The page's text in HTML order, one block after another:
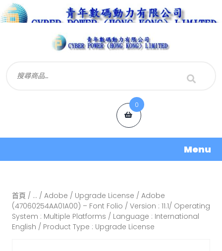
0
Menu
首頁 / ... / Adobe / Upgrade License / Adobe
(47060254AA01A00) – Font Folio / Version : 11.1/ Operating
System : Multiple Platforms / Language : International
English / Product Type : Upgrade License